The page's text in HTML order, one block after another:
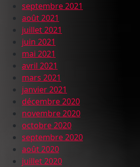
septembre 2021
août 2021
juillet 2021
juin 2021
mai 2021
avril 2021
mars 2021
janvier 2021
décembre 2020
novembre 2020
octobre 2020
septembre 2020
août 2020
juillet 2020